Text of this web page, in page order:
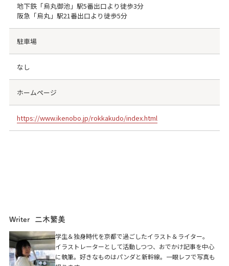
地下鉄「烏丸御池」駅5番出口より徒歩3分
阪急「烏丸」駅21番出口より徒歩5分
駐車場
なし
ホームページ
https://www.ikenobo.jp/rokkakudo/index.html
京都市中京区六角通東洞院西入堂之前町
Writer 二木繁美
学生＆独身時代を京都で過ごしたイラスト＆ライター。
イラストレーターとして活動しつつ、おでかけ記事を中心
に執筆。好きなものはパンダと新幹線。一眼レフで写真も